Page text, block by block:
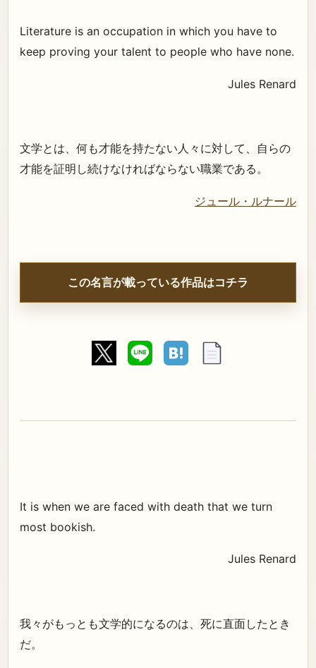
Literature is an occupation in which you have to
keep proving your talent to people who have none.
Jules Renard
文学とは、何も才能を持たない人々に対して、自らの
才能を証明し続けなければならない職業である。
ジュール・ルナール
この名言が載っている作品はコチラ
It is when we are faced with death that we turn
most bookish.
Jules Renard
我々がもっとも文学的になるのは、死に直面したとき
だ。